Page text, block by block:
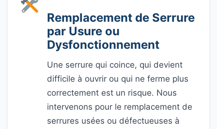
Remplacement de Serrure
par Usure ou
Dysfonctionnement
Une serrure qui coince, qui devient
difficile à ouvrir ou qui ne ferme plus
correctement est un risque. Nous
intervenons pour le remplacement de
serrures usées ou défectueuses à